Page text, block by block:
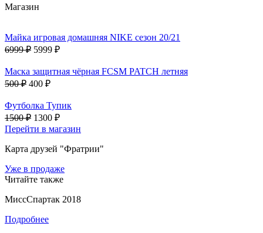
Магазин
Майка игровая домашняя NIKE сезон 20/21
6999 ₽ 5999 ₽
Маска защитная чёрная FCSM PATCH летняя
500 ₽ 400 ₽
Футболка Тупик
1500 ₽ 1300 ₽
Перейти в магазин
Карта друзей "Фратрии"
Уже в продаже
Читайте также
МиссСпартак 2018
Подробнее